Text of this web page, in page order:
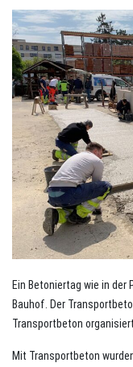
Ein Betoniertag wie in der
Bauhof. Der
Transportbeton
Mit Transportbeton